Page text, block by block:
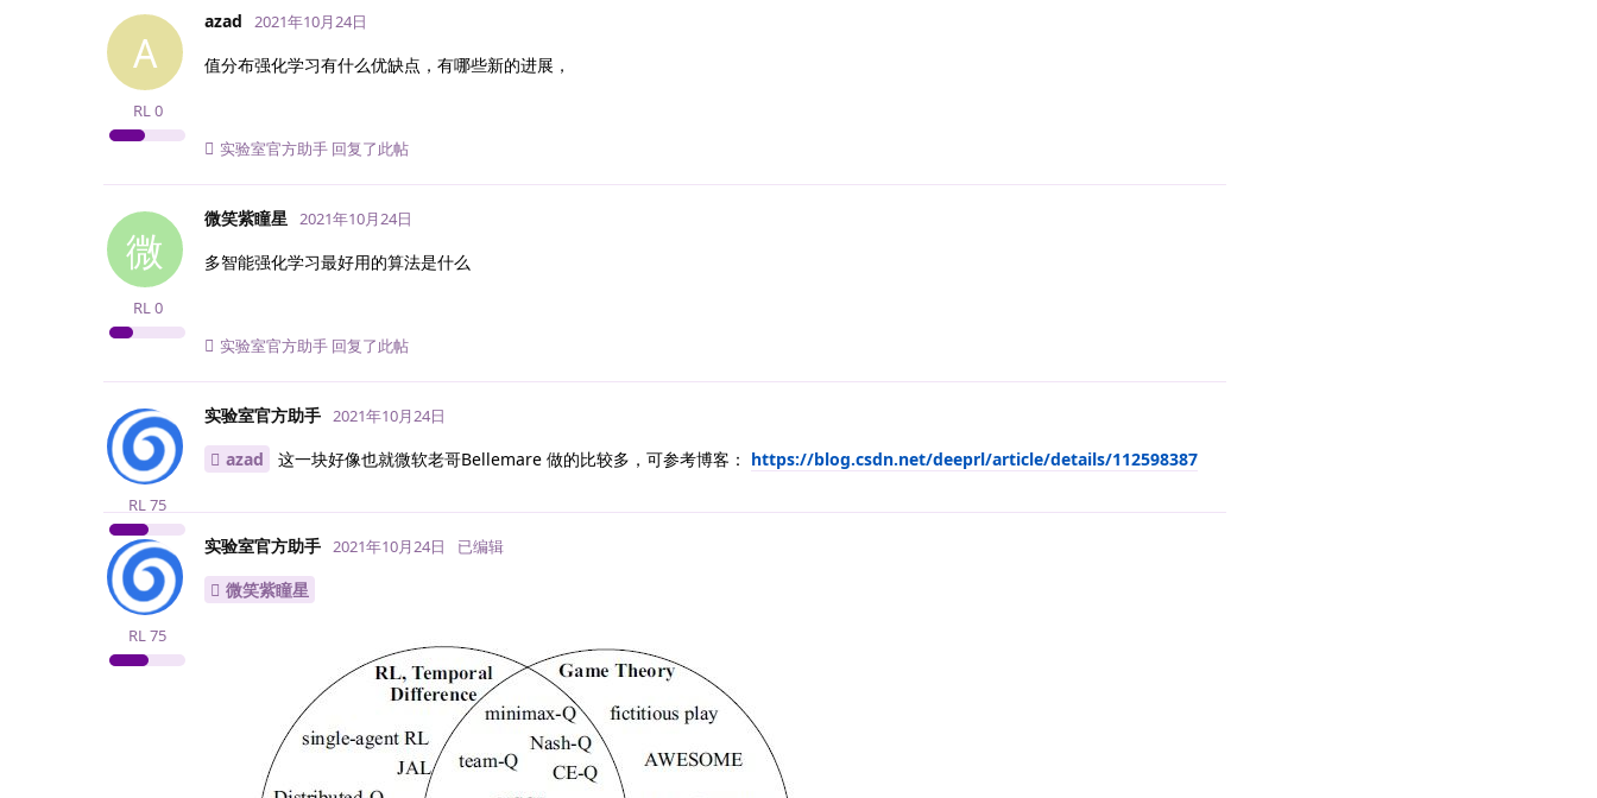
A
azad
RL0
2021年10月24日
值分布强化学习有什么优缺点，有哪些新的进展，
实验室官方助手 回复了此帖
微
微笑紫瞳星
RL0
2021年10月24日
多智能强化学习最好用的算法是什么
实验室官方助手 回复了此帖
实验室官方助手
RL75
2021年10月24日
azad 这一块好像也就微软老哥Bellemare 做的比较多，可参考博客： https://blog.csdn.net/deeprl/article/details/112598387
实验室官方助手
RL75
2021年10月24日 已编辑
微笑紫瞳星